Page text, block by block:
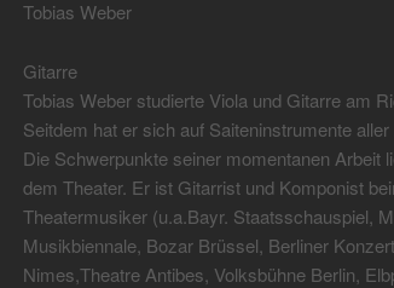
Tobias Weber
Gitarre
Tobias Weber studierte Viola und Gitarre am
Seitdem hat er sich auf Saiteninstrumente
Die Schwerpunkte seiner momentanen Arbeit
dem Theater. Er ist Gitarrist und Komponist
Theatermusiker (u.a.Bayr. Staatsschauspiel,
Musikbiennale, Bozar Brüssel, Berliner
Nimes,Theatre Antibes, Volksbühne Berlin,